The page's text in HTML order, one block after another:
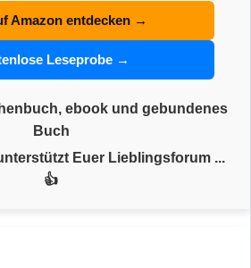
Amazon entdecken →
Leseprobe →
ebook und gebundenes
Buch
Euer Lieblingsforum ...
👍